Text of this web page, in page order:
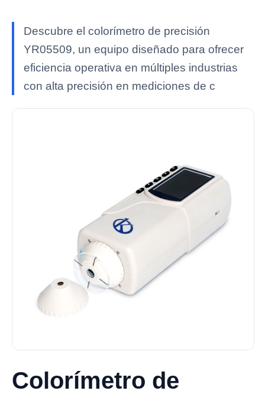
Descubre el colorímetro de precisión
YR05509, un equipo diseñado para ofrecer
eficiencia operativa en múltiples industrias
con alta precisión en mediciones de c
Colorímetro de